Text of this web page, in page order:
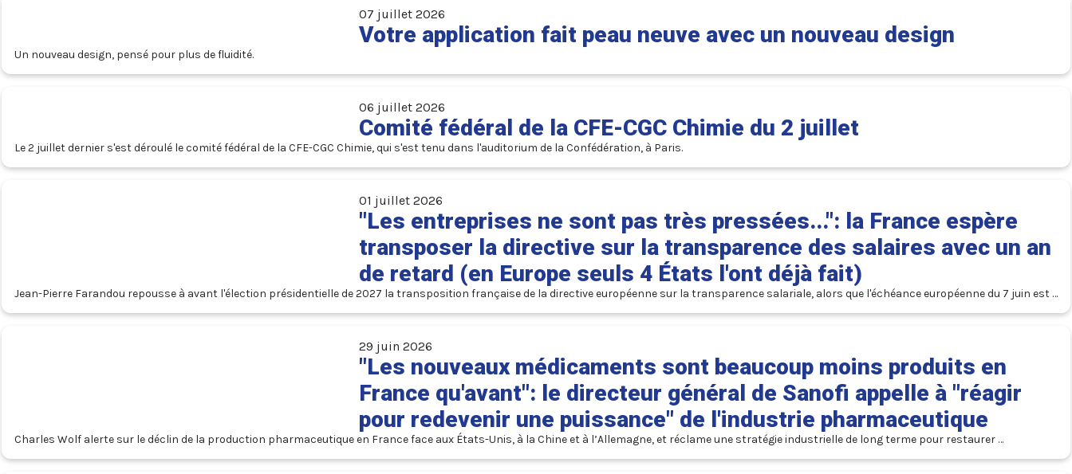
07 juillet 2026
Votre application fait peau neuve avec un nouveau design
Un nouveau design, pensé pour plus de fluidité.
06 juillet 2026
Comité fédéral de la CFE-CGC Chimie du 2 juillet
Le 2 juillet dernier s'est déroulé le comité fédéral de la CFE-CGC Chimie, qui s'est tenu dans l'auditorium de la Confédération, à Paris.
01 juillet 2026
"Les entreprises ne sont pas très pressées...": la France espère
transposer la directive sur la transparence des salaires avec un an
de retard (en Europe seuls 4 États l'ont déjà fait)
Jean-Pierre Farandou repousse à avant l'élection présidentielle de 2027 la transposition française de la directive européenne sur la transparence salariale, alors que l'échéance européenne du 7 juin est
29 juin 2026
"Les nouveaux médicaments sont beaucoup moins produits en
France qu'avant": le directeur général de Sanofi appelle à "réagir
pour redevenir une puissance" de l'industrie pharmaceutique
Charles Wolf alerte sur le déclin de la production pharmaceutique en France face aux États-Unis, à la Chine et à l’Allemagne, et réclame une stratégie industrielle de long terme pour restaurer